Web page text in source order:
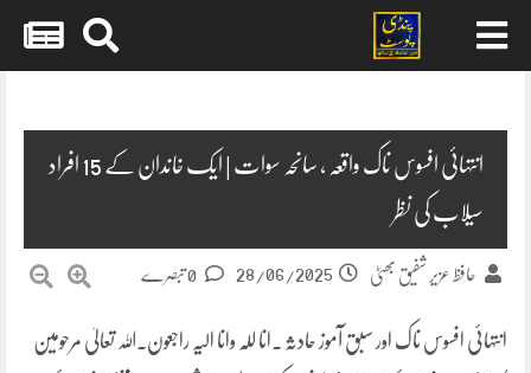
انتہائی افسوس ناک واقعہ ، سانحہ سوات | ایک خاندان کے 15 افراد
سیلاب کی نظر
حافظ عزیر شفیق بھٹی 28/06/2025
انتہائی افسوس ناک اور سبق آموز حادثہ ۔انا للہ وانا الیہ راجعون۔اللہ تعالیٰ مرحومین